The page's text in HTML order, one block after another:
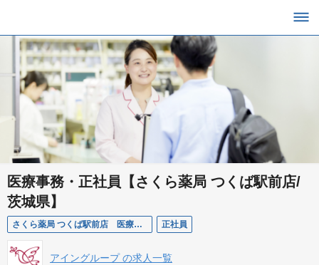
医療事務・正社員【さくら薬局 つくば駅前店/
茨城県】
さくら薬局 つくば駅前店 医療事務 正社員
アイングループ の求人一覧